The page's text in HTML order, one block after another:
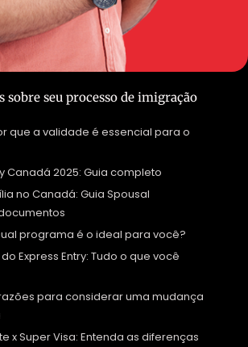
sobre seu processo de imigração
que a validade é essencial para o
Canadá 2025: Guia completo
no Canadá: Guia Spousal
programa é o ideal para você?
Express Entry: Tudo o que você
para considerar uma mudança
x Super Visa: Entenda as diferenças